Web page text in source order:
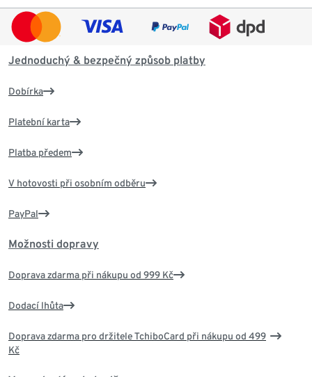
Jednoduchý & bezpečný způsob platby
Dobírka
Platební karta
Platba předem
V hotovosti při osobním odběru
PayPal
Možnosti dopravy
Doprava zdarma při nákupu od 999 Kč
Dodací lhůta
Doprava zdarma pro držitele TchiboCard při nákupu od 499
Kč